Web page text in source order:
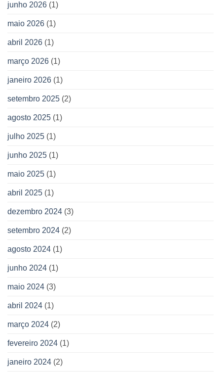
junho 2026 (1)
maio 2026 (1)
abril 2026 (1)
março 2026 (1)
janeiro 2026 (1)
setembro 2025 (2)
agosto 2025 (1)
julho 2025 (1)
junho 2025 (1)
maio 2025 (1)
abril 2025 (1)
dezembro 2024 (3)
setembro 2024 (2)
agosto 2024 (1)
junho 2024 (1)
maio 2024 (3)
abril 2024 (1)
março 2024 (2)
fevereiro 2024 (1)
janeiro 2024 (2)